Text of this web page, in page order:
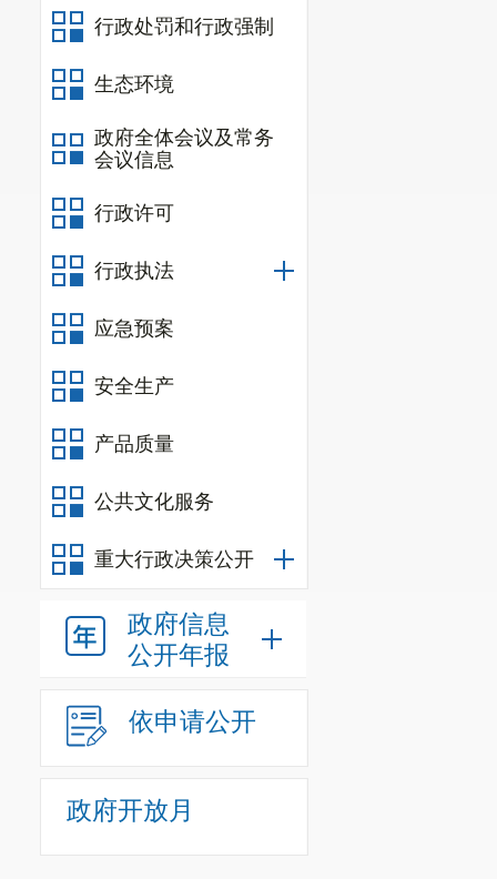
行政处罚和行政强制
生态环境
政府全体会议及常务
会议信息
行政许可
行政执法
应急预案
安全生产
产品质量
公共文化服务
重大行政决策公开
政府信息
公开年报
依申请公开
政府开放月